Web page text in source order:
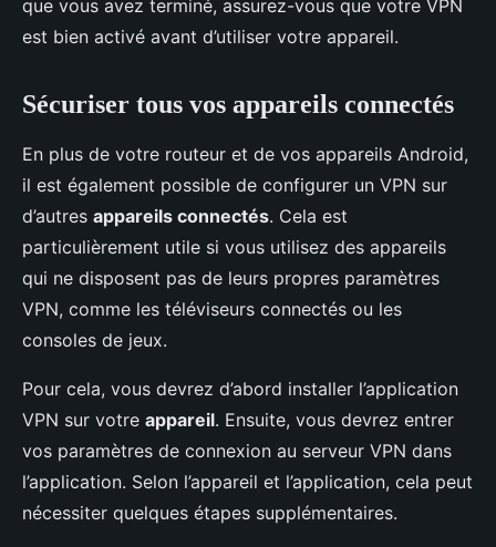
que vous avez terminé, assurez-vous que votre VPN
est bien activé avant d’utiliser votre appareil.
Sécuriser tous vos appareils connectés
En plus de votre routeur et de vos appareils Android,
il est également possible de configurer un VPN sur
d’autres appareils connectés. Cela est
particulièrement utile si vous utilisez des appareils
qui ne disposent pas de leurs propres paramètres
VPN, comme les téléviseurs connectés ou les
consoles de jeux.
Pour cela, vous devrez d’abord installer l’application
VPN sur votre appareil. Ensuite, vous devrez entrer
vos paramètres de connexion au serveur VPN dans
l’application. Selon l’appareil et l’application, cela peut
nécessiter quelques étapes supplémentaires.